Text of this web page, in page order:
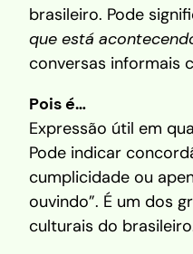
brasileiro. Pode
que está
conversas informais
Pois é…
Expressão útil em
Pode indicar
cumplicidade ou
ouvindo”. É um dos
culturais do